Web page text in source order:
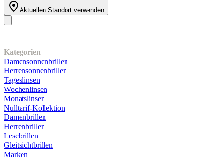
Aktuellen Standort verwenden
Kategorien
Damensonnenbrillen
Herrensonnenbrillen
Tageslinsen
Wochenlinsen
Monatslinsen
Nulltarif-Kollektion
Damenbrillen
Herrenbrillen
Lesebrillen
Gleitsichtbrillen
Marken